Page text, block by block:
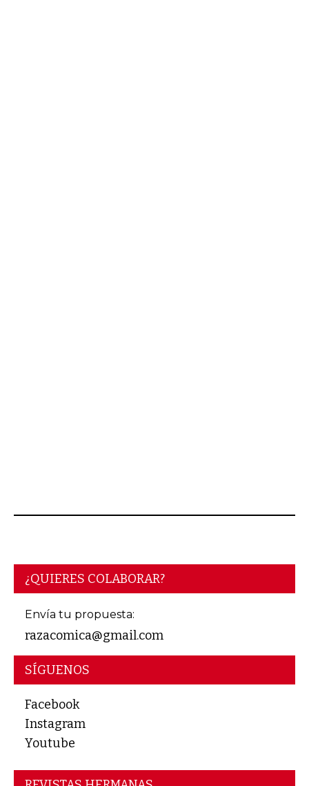
¿QUIERES COLABORAR?
Envía tu propuesta:
razacomica@gmail.com
SÍGUENOS
Facebook
Instagram
Youtube